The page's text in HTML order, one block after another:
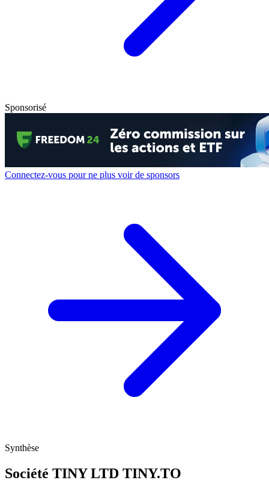
Sponsorisé
Connectez-vous pour ne plus voir de sponsors
Synthèse
Société TINY LTD TINY.TO